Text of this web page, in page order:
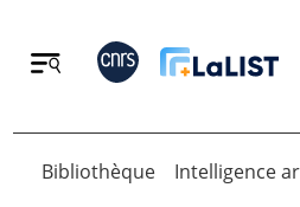
Retour
Retour
Bibliothèque Intelligence